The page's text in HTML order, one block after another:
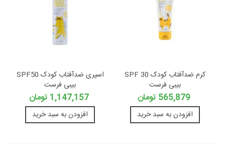
کرم ضدآفتاب کودک SPF 30
بیبی فرست
565,879 تومان
افزودن به سبد خرید
اسپری ضدآفتاب کودک SPF50
بیبی فرست
1,147,157 تومان
افزودن به سبد خرید